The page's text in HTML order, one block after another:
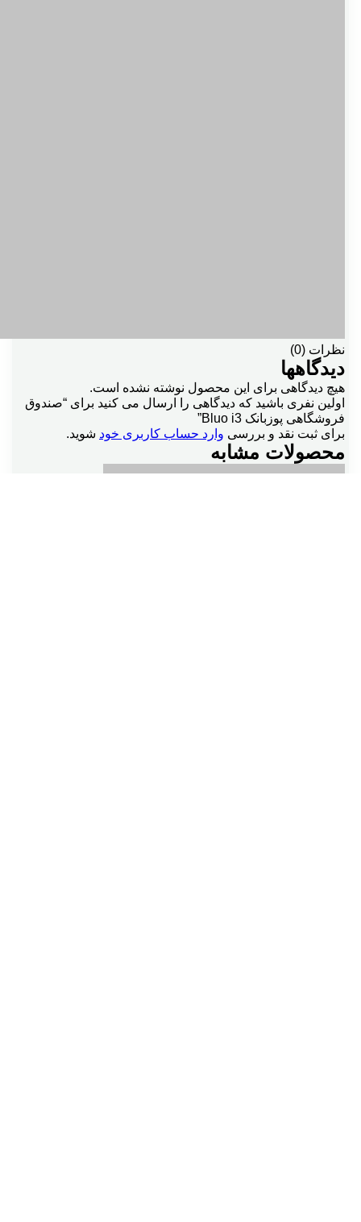
نظرات (0)
دیدگاهها
هیچ دیدگاهی برای این محصول نوشته نشده است.
اولین نفری باشید که دیدگاهی را ارسال می کنید برای “صندوق
فروشگاهی پوزبانک Bluo i3”
برای ثبت نقد و بررسی وارد حساب کاربری خود شوید.
محصولات مشابه